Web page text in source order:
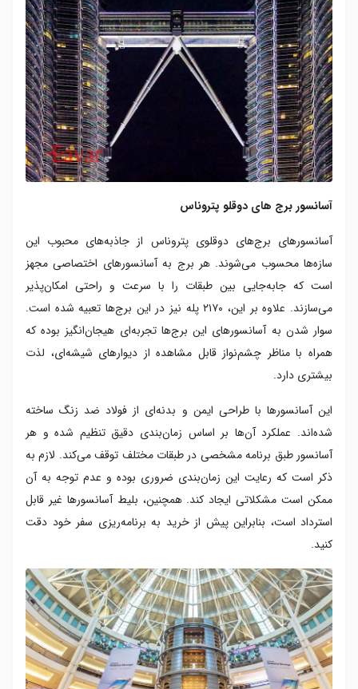
آسانسور برج های دوقلو پتروناس
آسانسورهای برج‌های دوقلوی پتروناس از جاذبه‌های محبوب این
سازه‌ها محسوب می‌شوند. هر برج به آسانسورهای اختصاصی مجهز
است که جابه‌جایی بین طبقات را با سرعت و راحتی امکان‌پذیر
می‌سازند. علاوه بر این، ۲۱۷۰ پله نیز در این برج‌ها تعبیه شده است.
سوار شدن به آسانسورهای این برج‌ها تجربه‌ای هیجان‌انگیز بوده که
همراه با مناظر چشم‌نواز قابل مشاهده از دیوارهای شیشه‌ای، لذت
بیشتری دارد.
این آسانسورها با طراحی ایمن و بدنه‌ای از فولاد ضد زنگ ساخته
شده‌اند. عملکرد آن‌ها بر اساس زمان‌بندی دقیق تنظیم شده و هر
آسانسور طبق برنامه مشخصی در طبقات مختلف توقف می‌کند. لازم به
ذکر است که رعایت این زمان‌بندی ضروری بوده و عدم توجه به آن
ممکن است مشکلاتی ایجاد کند. همچنین، بلیط آسانسورها غیر قابل
استرداد است، بنابراین پیش از خرید به برنامه‌ریزی سفر خود دقت
کنید.